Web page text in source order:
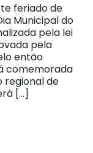
feriado de
Municipal do
pela lei
pela
então
comemorada
regional de
[…]